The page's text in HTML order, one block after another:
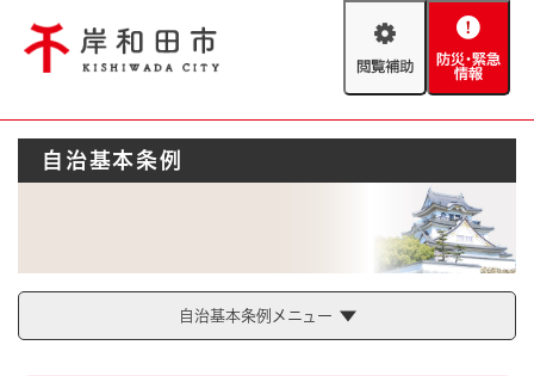
閲
助
防
緊
情
報
Foreign language
防災・緊急情報
AED設置箇所
とじる
自治基本条例
自治基本条例メニュー